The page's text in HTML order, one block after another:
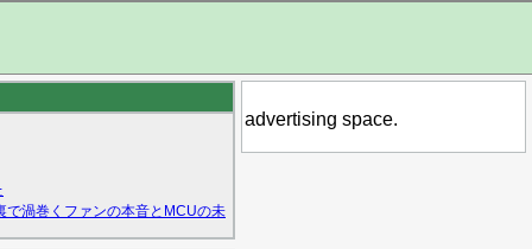
で渦巻くファンの本音とMCUの未
advertising space.